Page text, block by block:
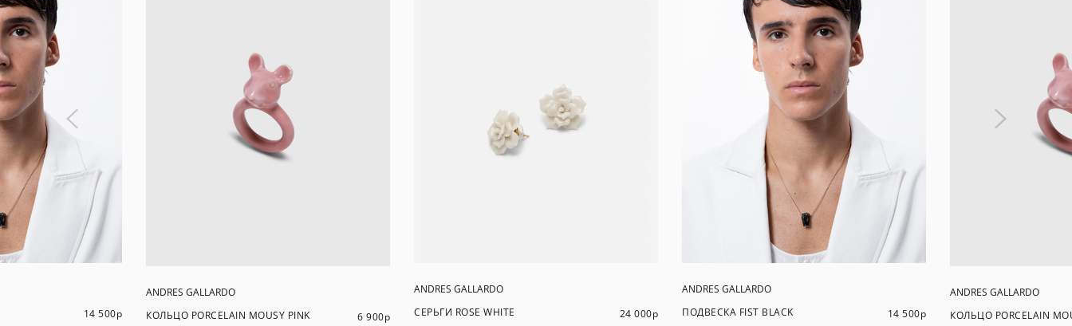
14 500р
ANDRES GALLARDO
КОЛЬЦО PORCELAIN MOUSY PINK
6 900р
ANDRES GALLARDO
СЕРЬГИ ROSE WHITE
24 000р
ANDRES GALLARDO
ПОДВЕСКА FIST BLACK
14 500р
ANDRES GALLARDO
КОЛЬЦО PORCELAIN